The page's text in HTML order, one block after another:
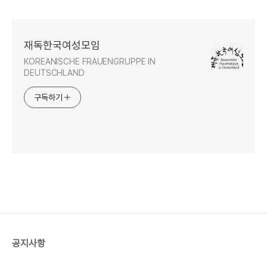
재독한국여성모임
KOREANISCHE FRAUENGRUPPE IN
DEUTSCHLAND
구독하기
공지사항